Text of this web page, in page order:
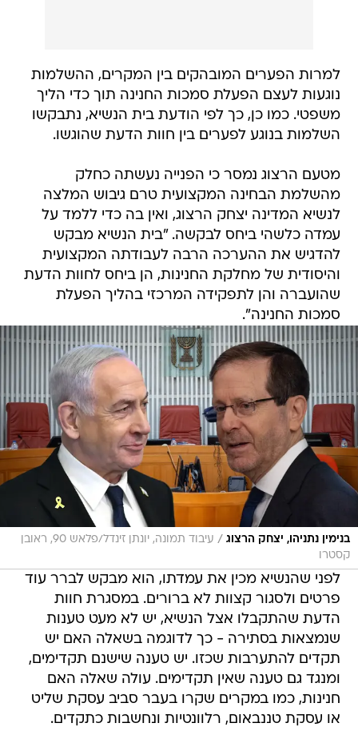
למרות הפערים המובהקים בין המקרים, ההשלמות
נוגעות לעצם הפעלת סמכות החנינה תוך כדי הליך
משפטי. כמו כן, כך לפי הודעת בית הנשיא, נתבקשו
השלמות בנוגע לפערים בין חוות הדעת שהוגשו.
מטעם הרצוג נמסר כי הפנייה נעשתה כחלק
מהשלמת הבחינה המקצועית טרם גיבוש המלצה
לנשיא המדינה יצחק הרצוג, ואין בה כדי ללמד על
עמדה כלשהי ביחס לבקשה. "בית הנשיא מבקש
להדגיש את ההערכה הרבה לעבודתה המקצועית
והיסודית של מחלקת החנינות, הן ביחס לחוות הדעת
שהועברה והן לתפקידה המרכזי בהליך הפעלת
סמכות החנינה".
בנימין נתניהו, יצחק הרצוג /
עיבוד תמונה, יונתן זינדל/פלאש 90, ראובן
קסטרו
לפני שהנשיא מכין את עמדתו, הוא מבקש לברר עוד
פרטים ולסגור קצוות לא ברורים. במסגרת חוות
הדעת שהתקבלו אצל הנשיא, יש לא מעט טענות
שנמצאות בסתירה - כך לדוגמה בשאלה האם יש
תקדים להתערבות שכזו. יש טענה שישנם תקדימים,
ומנגד גם טענה שאין תקדימים. עולה שאלה האם
חנינות, כמו במקרים שקרו בעבר סביב עסקת שליט
או עסקת טננבאום, רלוונטיות ונחשבות כתקדים.